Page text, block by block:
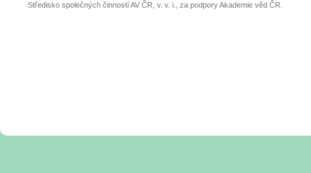
Středisko společných činností AV ČR, v. v. i., za podpory Akademie věd ČR.